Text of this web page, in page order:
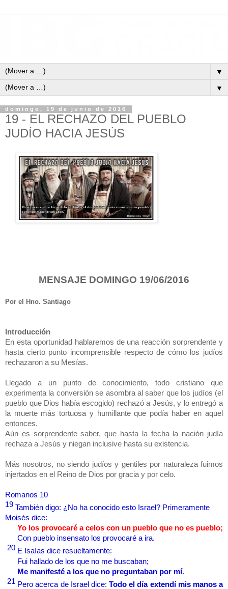
▼
▼
domingo, 19 de junio de 2016
19 - EL RECHAZO DEL PUEBLO
JUDÍO HACIA JESÚS
MENSAJE DOMINGO 19/06/2016
Por el Hno. Santiago
Introducción
En esta oportunidad hablaremos de una reacción sorprendente y
hasta cierto punto incomprensible respecto de cómo los judíos
rechazaron a su Mesías.
Llegado a un punto de conocimiento, todo cristiano que
experimenta la conversión se asombra al saber que los judíos (el
pueblo que Dios había escogido) rechazó a Jesús, y lo entregó a
la muerte más tortuosa y humillante que podía haber en aquel
entonces.
Aún es sorprendente saber, que hasta la fecha la nación judía
rechaza a Jesús y niegan inclusive hasta su existencia.
Más nosotros, no siendo judíos y gentiles por naturaleza fuimos
injertados en el Reino de Dios por gracia y por celo.
Romanos 10
19 También digo: ¿No ha conocido esto Israel? Primeramente
Moisés dice:
Yo los provocaré a celos con un pueblo que no es pueblo;
Con pueblo insensato los provocaré a ira.
20 E Isaías dice resueltamente:
Fui hallado de los que no me buscaban;
Me manifesté a los que no preguntaban por mí.
21 Pero acerca de Israel dice:Todo el día extendí mis manos a